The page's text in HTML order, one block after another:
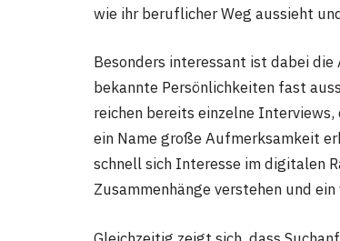
wie ihr beruflicher Weg aussieht
Besonders interessant ist dabei
bekannte Persönlichkeiten fast
reichen bereits einzelne
ein Name große Aufmerksamkeit
schnell sich Interesse im digitalen
Zusammenhänge verstehen und